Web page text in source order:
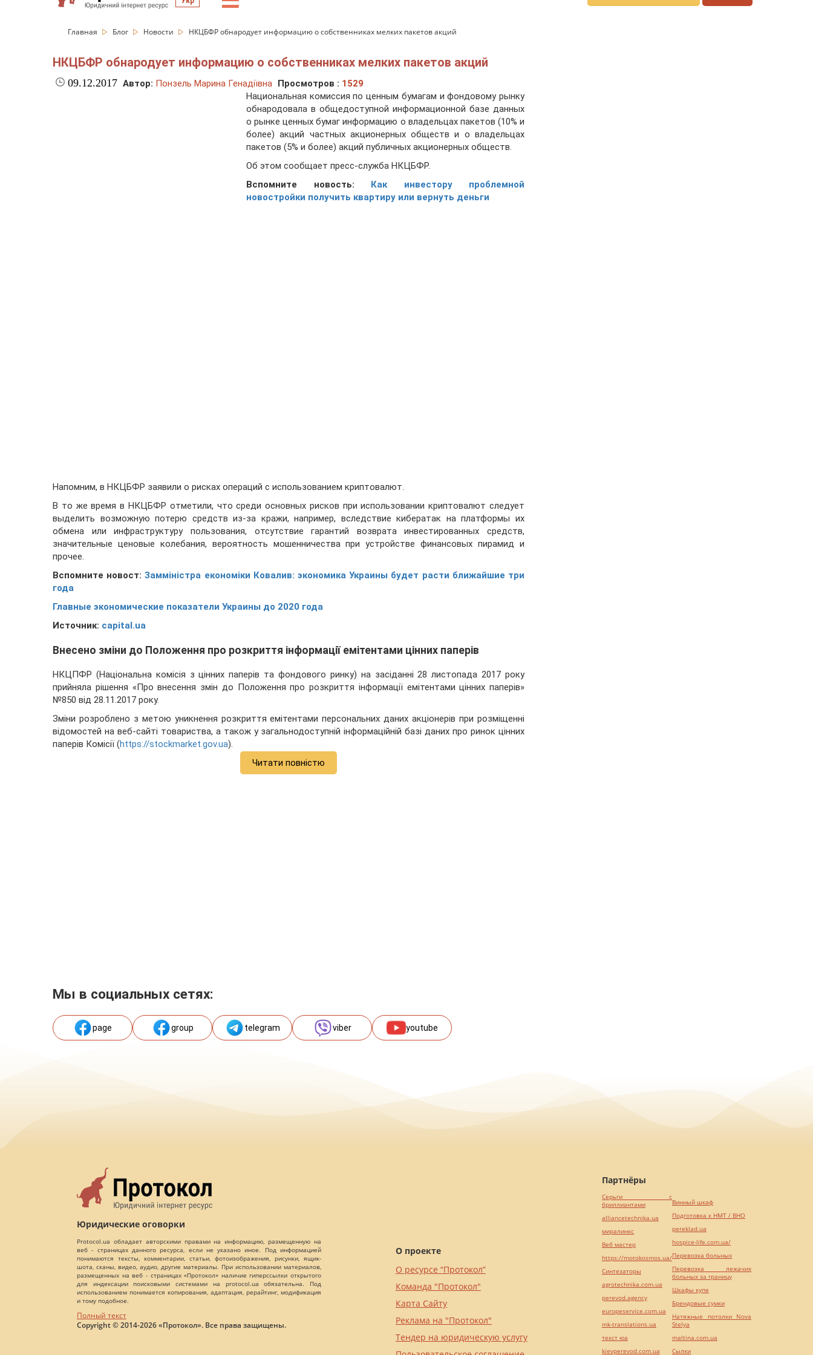
Главная Блог Новости НКЦБФР обнародует информацию о собственниках мелких пакетов акций
НКЦБФР обнародует информацию о собственниках мелких пакетов акций
09.12.2017 Автор: Понзель Марина Генадіївна Просмотров : 1529
Национальная комиссия по ценным бумагам и фондовому рынку
обнародовала в общедоступной информационной базе данных
о рынке ценных бумаг информацию о владельцах пакетов (10% и
более) акций частных акционерных обществ и о владельцах
пакетов (5% и более) акций публичных акционерных обществ.
Об этом сообщает пресс-служба НКЦБФР.
Вспомните новость:
Как инвестору проблемной
новостройки получить квартиру или вернуть деньги
Напомним, в НКЦБФР заявили о рисках операций с использованием криптовалют.
В то же время в НКЦБФР отметили, что среди основных рисков при использовании криптовалют следует
выделить возможную потерю средств из-за кражи, например, вследствие кибератак на платформы их
обмена или инфраструктуру пользования, отсутствие гарантий возврата инвестированных средств,
значительные ценовые колебания, вероятность мошенничества при устройстве финансовых пирамид и
прочее.
Вспомните новост:Замміністра економіки Ковалив: экономика Украины будет расти ближайшие три
года
Главные экономические показатели Украины до 2020 года
Источник: capital.ua
Внесено зміни до Положення про розкриття інформації емітентами цінних паперів
НКЦПФР (Національна комісія з цінних паперів та фондового ринку) на засіданні 28 листопада 2017 року
прийняла рішення «Про внесення змін до Положення про розкриття інформації емітентами цінних паперів»
№850 від 28.11.2017 року.
Зміни розроблено з метою уникнення розкриття емітентами персональних даних акціонерів при розміщенні
відомостей на веб-сайті товариства, а також у загальнодоступній інформаційній базі даних про ринок цінних
паперів Комісії (https://stockmarket.gov.ua).
Читати повністю
Мы в социальных сетях:
page group telegram viber youtube
Юридические оговорки
Protocol.ua обладает авторскими правами на информацию, размещенную на
веб - страницах данного ресурса, если не указано иное. Под информацией
понимаются тексты, комментарии, статьи, фотоизображения, рисунки, ящик-
шота, сканы, видео, аудио, другие материалы. При использовании материалов,
размещенных на веб - страницах «Протокол» наличие гиперссылки открытого
для индексации поисковыми системами на protocol.ua обязательна. Под
использованием понимается копирования, адаптация, рерайтинг, модификация
и тому подобное.
Полный текст
Copyright © 2014-2026 «Протокол». Все права защищены.
О проекте
О ресурсе “Протокол”
Команда "Протокол"
Карта Сайту
Реклама на "Протокол"
Тендер на юридическую услугу
Партнёры
Серьги с
бриллиантами
alliancetechnika.ua
миралинкс
Веб мастер
https://motokosmos.ua/
Синтезаторы
agrotechnika.com.ua
perevod.agency
europeservice.com.ua
mk-translations.ua
текст юа
kievperevod.com.ua
Винный шкаф
Подготовка к НМТ / ВНО
pereklad.ua
hospice-life.com.ua/
Перевозка больных
Перевозка лежачих
больных за границу
Шкафы купе
Брендовые сумки
Натяжные потолки Nova
Stelya
maltina.com.ua
Cылки